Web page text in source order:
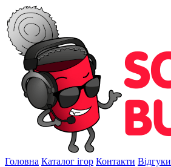
Головна Каталог ігор Контакти Відгуки